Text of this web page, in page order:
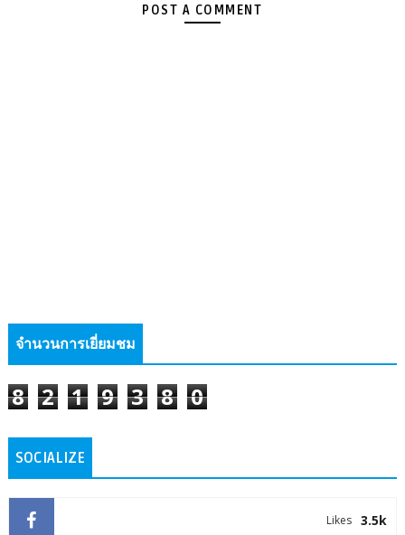
POST A COMMENT
จำนวนการเยี่ยมชม
8 2 1 9 3 8 0
SOCIALIZE
3.5k
Likes